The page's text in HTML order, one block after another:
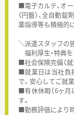
■電子カルテ、オ
（円盤）、全自動
薬指導等も積極的
＼派遣スタッフの
福利厚生・特典
■社会保険完備（就
■就業日は当社負
で、 安心してご就
■有休休暇（6ヶ月
す。
■勤務評価により